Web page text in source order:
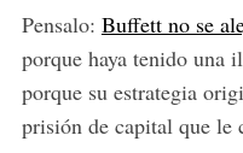
Pensalo: Buffett no se
porque haya tenido una
porque su estrategia
prisión de capital que le